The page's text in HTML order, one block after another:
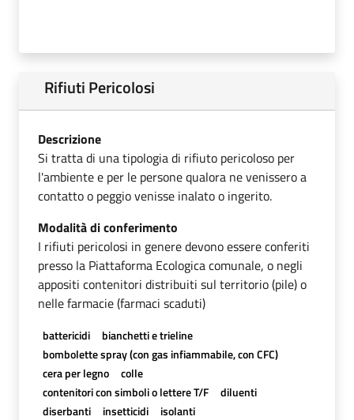
Rifiuti Pericolosi
Descrizione
Si tratta di una tipologia di rifiuto pericoloso per
l'ambiente e per le persone qualora ne venissero a
contatto o peggio venisse inalato o ingerito.
Modalità di conferimento
I rifiuti pericolosi in genere devono essere conferiti
presso la Piattaforma Ecologica comunale, o negli
appositi contenitori distribuiti sul territorio (pile) o
nelle farmacie (farmaci scaduti)
battericidi
bianchetti e trieline
bombolette spray (con gas infiammabile, con CFC)
cera per legno
colle
contenitori con simboli o lettere T/F
diluenti
diserbanti
insetticidi
isolanti